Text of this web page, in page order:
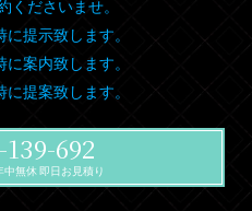
くださいませ。
提示致します。
案内致します。
提案致します。
692
中無休 即日お見積り